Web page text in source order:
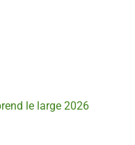
le large 2026